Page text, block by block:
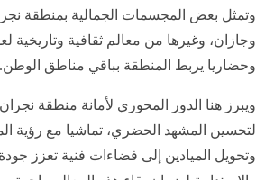
وتمثل بعض المجسمات الجمالية بمنطقة
وجازان، وغيرها من معالم ثقافية
وحضاريا يربط المنطقة بباقي مناطق الوطن.
ويبرز هنا الدور المحوري لأمانة منطقة
وتحويل الميادين إلى فضاءات فنية تعزز جودة